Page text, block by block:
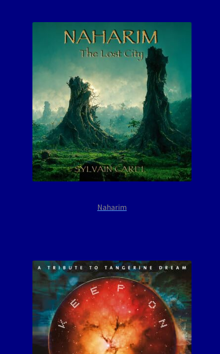
Naharim